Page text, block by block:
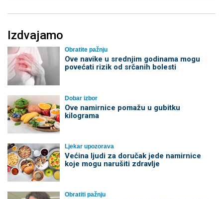
Izdvajamo
Obratite pažnju
Ove navike u srednjim godinama mogu
povećati rizik od srčanih bolesti
Dobar izbor
Ove namirnice pomažu u gubitku
kilograma
Ljekar upozorava
Većina ljudi za doručak jede namirnice
koje mogu narušiti zdravlje
Obratiti pažnju